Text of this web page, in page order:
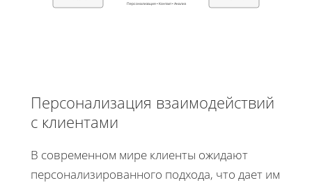
Персонализация • Контакт • Анализ
Персонализация взаимодействий
с клиентами
В современном мире клиенты ожидают
персонализированного подхода, что дает им